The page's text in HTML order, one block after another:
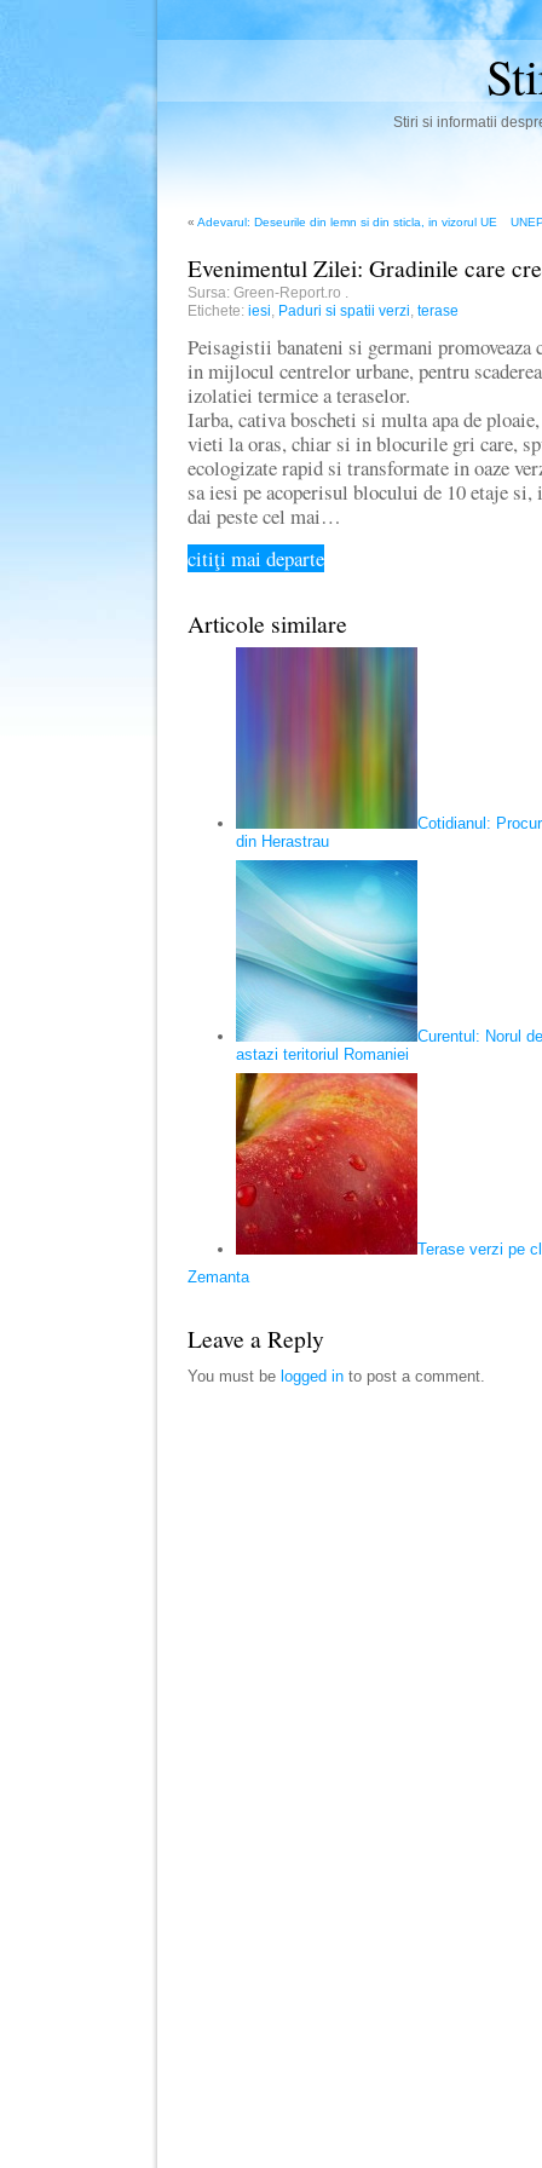
Stiri si informatii
« Adevarul: Deseurile din lemn si din sticla, in vizorul UE
Evenimentul Zilei: Gradinile care
Sursa: Green-Report.ro
Etichete: iesi Paduri si spatii verzi terase
Peisagistii banateni si germani promoveaza
in mijlocul centrelor urbane, pentru
izolatiei termice a teraselor.
Iarba, cativa boscheti si multa apa de
vieti la oras, chiar si in blocurile gri care,
ecologizate rapid si transformate in oaze
sa iesi pe acoperisul blocului de 10 etaje si,
dai peste cel mai…
citiţi mai departe
Articole similare
Cotidianul:
din Herastrau
Curentul: Norul
astazi teritoriul Romaniei
Terase verzi pe
Zemanta
Leave a Reply
You must be logged in to post a comment.